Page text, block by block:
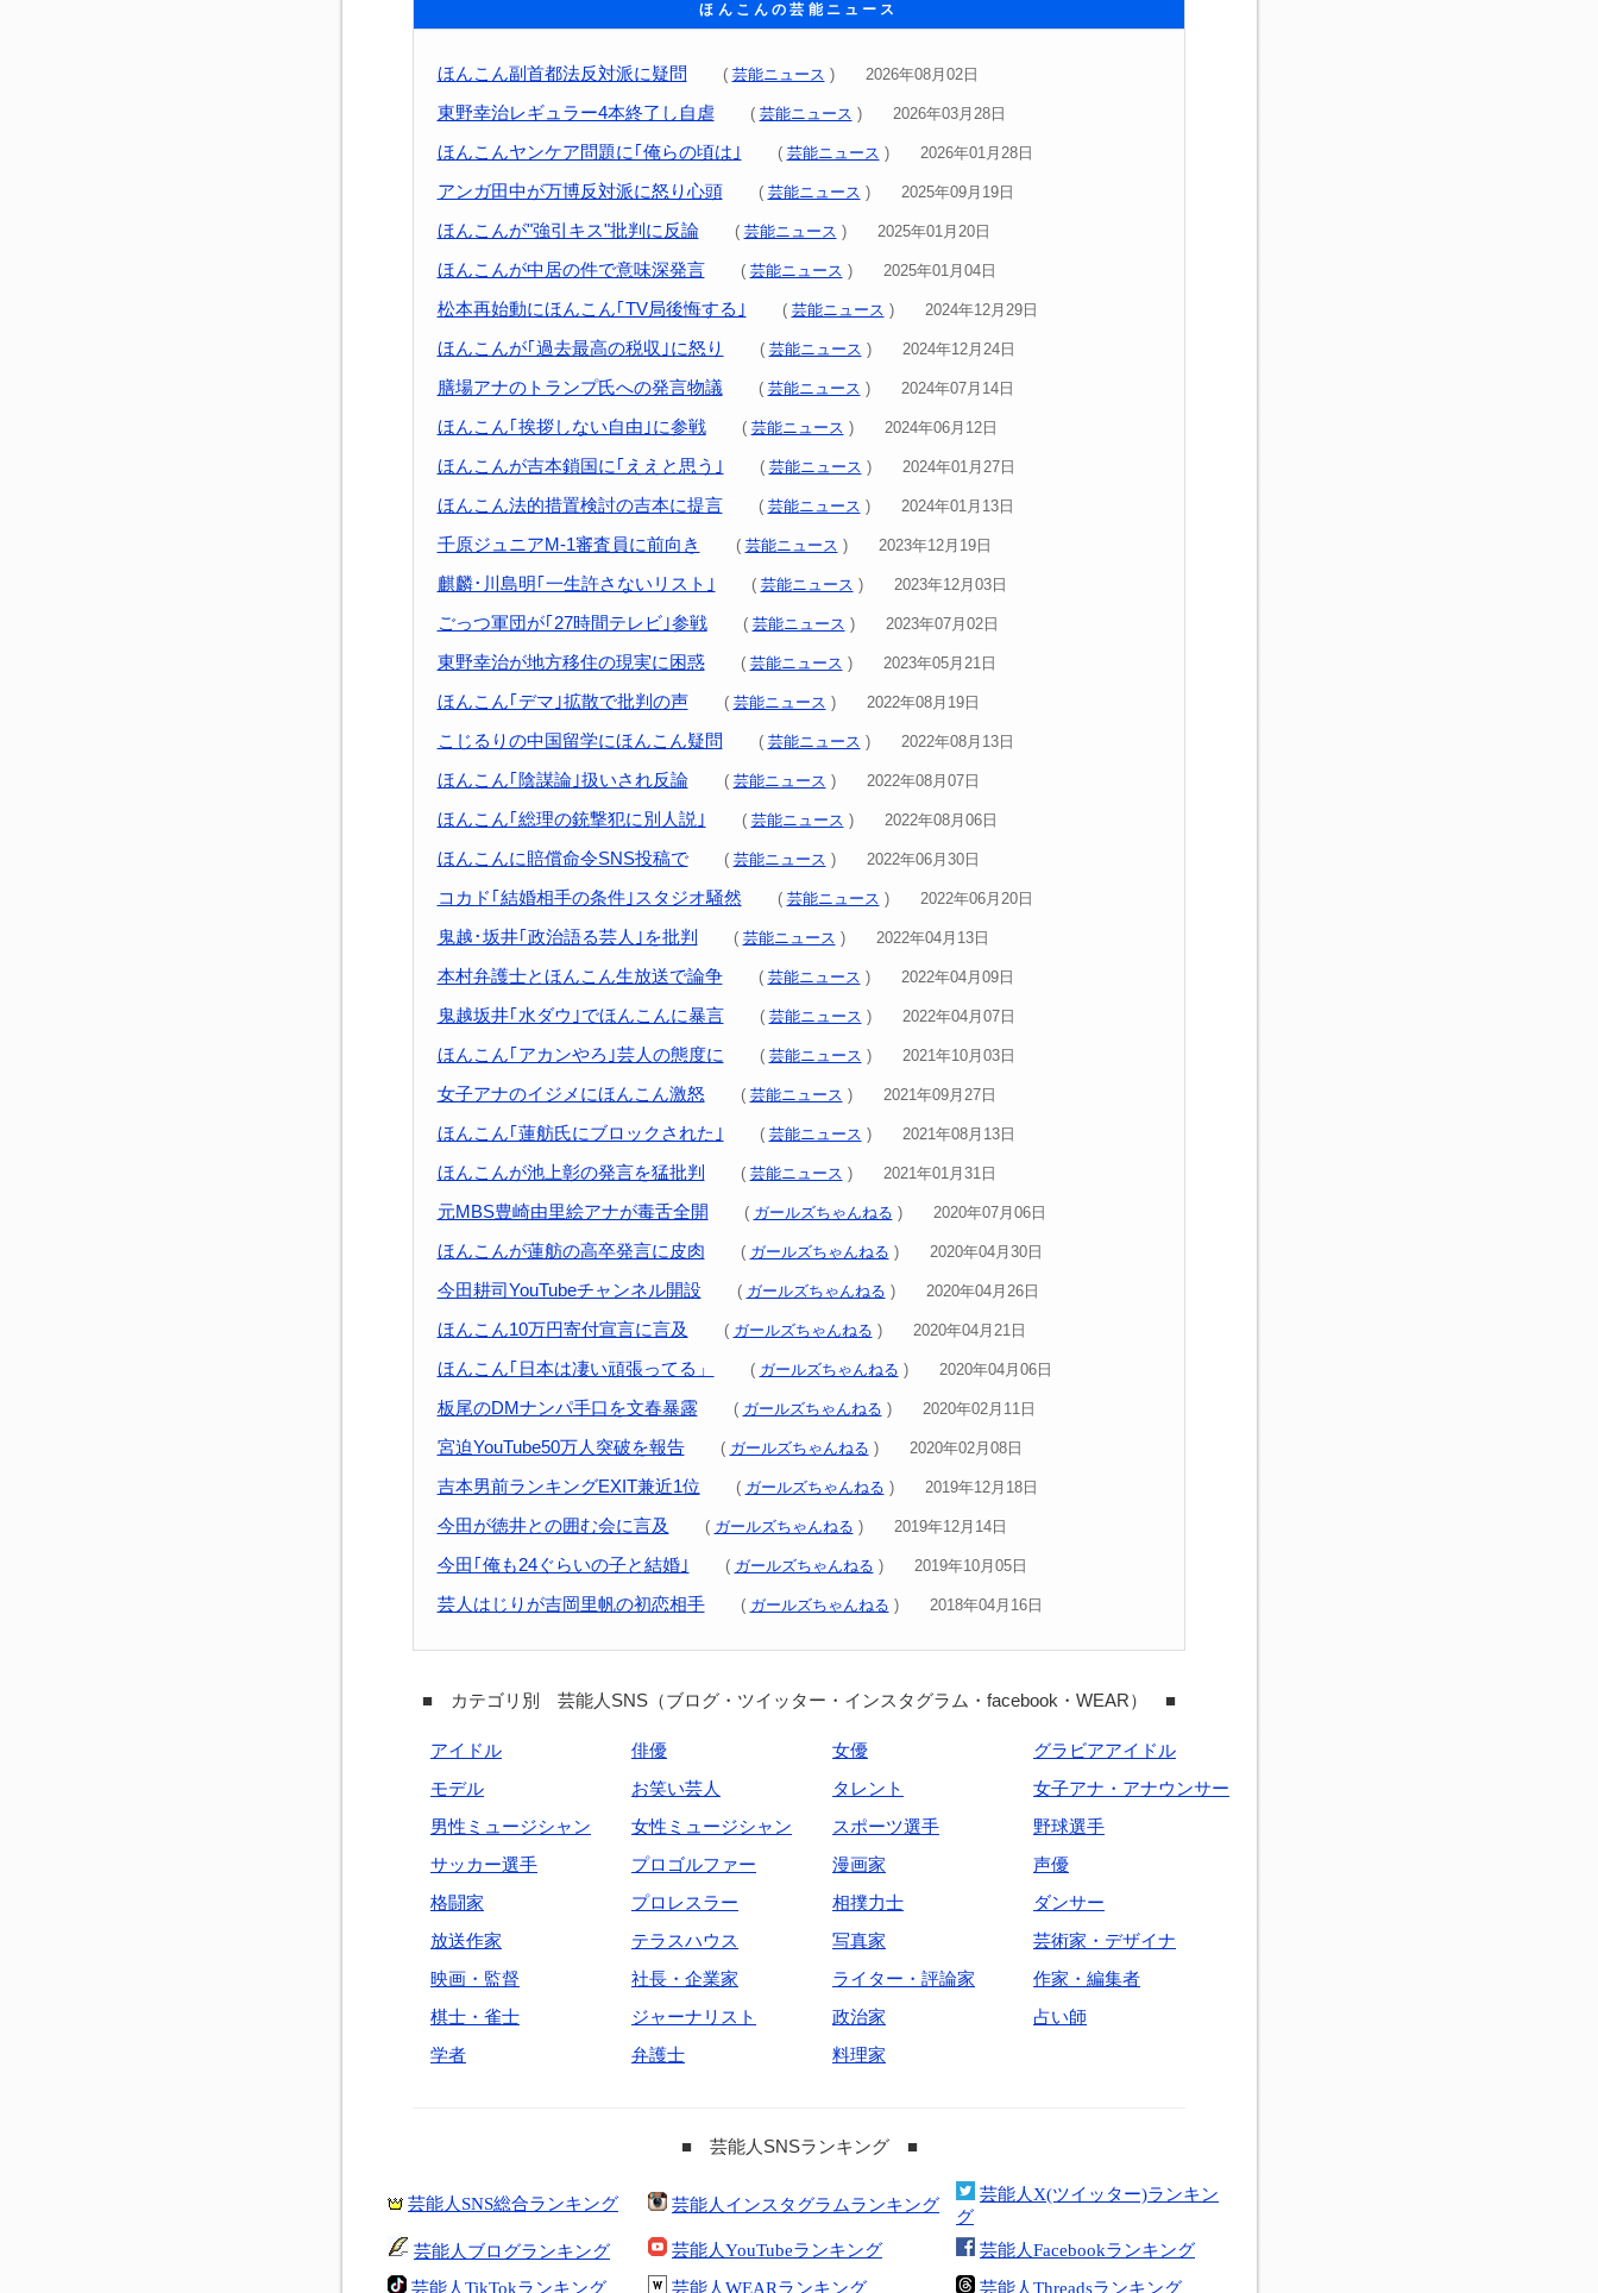
ほんこんの芸能ニュース
ほんこん副首都法反対派に疑問 ( 芸能ニュース ) 2026年08月02日
東野幸治レギュラー4本終了し自虐 ( 芸能ニュース ) 2026年03月28日
ほんこんヤンケア問題に｢俺らの頃は｣ ( 芸能ニュース ) 2026年01月28日
アンガ田中が万博反対派に怒り心頭 ( 芸能ニュース ) 2025年09月19日
ほんこんが"強引キス"批判に反論 ( 芸能ニュース ) 2025年01月20日
ほんこんが中居の件で意味深発言 ( 芸能ニュース ) 2025年01月04日
松本再始動にほんこん｢TV局後悔する｣ ( 芸能ニュース ) 2024年12月29日
ほんこんが｢過去最高の税収｣に怒り ( 芸能ニュース ) 2024年12月24日
膳場アナのトランプ氏への発言物議 ( 芸能ニュース ) 2024年07月14日
ほんこん｢挨拶しない自由｣に参戦 ( 芸能ニュース ) 2024年06月12日
ほんこんが吉本鎖国に｢ええと思う｣ ( 芸能ニュース ) 2024年01月27日
ほんこん法的措置検討の吉本に提言 ( 芸能ニュース ) 2024年01月13日
千原ジュニアM-1審査員に前向き ( 芸能ニュース ) 2023年12月19日
麒麟･川島明｢一生許さないリスト｣ ( 芸能ニュース ) 2023年12月03日
ごっつ軍団が｢27時間テレビ｣参戦 ( 芸能ニュース ) 2023年07月02日
東野幸治が地方移住の現実に困惑 ( 芸能ニュース ) 2023年05月21日
ほんこん｢デマ｣拡散で批判の声 ( 芸能ニュース ) 2022年08月19日
こじるりの中国留学にほんこん疑問 ( 芸能ニュース ) 2022年08月13日
ほんこん｢陰謀論｣扱いされ反論 ( 芸能ニュース ) 2022年08月07日
ほんこん｢総理の銃撃犯に別人説｣ ( 芸能ニュース ) 2022年08月06日
ほんこんに賠償命令SNS投稿で ( 芸能ニュース ) 2022年06月30日
コカド｢結婚相手の条件｣スタジオ騒然 ( 芸能ニュース ) 2022年06月20日
鬼越･坂井｢政治語る芸人｣を批判 ( 芸能ニュース ) 2022年04月13日
本村弁護士とほんこん生放送で論争 ( 芸能ニュース ) 2022年04月09日
鬼越坂井｢水ダウ｣でほんこんに暴言 ( 芸能ニュース ) 2022年04月07日
ほんこん｢アカンやろ｣芸人の態度に ( 芸能ニュース ) 2021年10月03日
女子アナのイジメにほんこん激怒 ( 芸能ニュース ) 2021年09月27日
ほんこん｢蓮舫氏にブロックされた｣ ( 芸能ニュース ) 2021年08月13日
ほんこんが池上彰の発言を猛批判 ( 芸能ニュース ) 2021年01月31日
元MBS豊崎由里絵アナが毒舌全開 ( ガールズちゃんねる ) 2020年07月06日
ほんこんが蓮舫の高卒発言に皮肉 ( ガールズちゃんねる ) 2020年04月30日
今田耕司YouTubeチャンネル開設 ( ガールズちゃんねる ) 2020年04月26日
ほんこん10万円寄付宣言に言及 ( ガールズちゃんねる ) 2020年04月21日
ほんこん｢日本は凄い頑張ってる」 ( ガールズちゃんねる ) 2020年04月06日
板尾のDMナンパ手口を文春暴露 ( ガールズちゃんねる ) 2020年02月11日
宮迫YouTube50万人突破を報告 ( ガールズちゃんねる ) 2020年02月08日
吉本男前ランキングEXIT兼近1位 ( ガールズちゃんねる ) 2019年12月18日
今田が徳井との囲む会に言及 ( ガールズちゃんねる ) 2019年12月14日
今田｢俺も24ぐらいの子と結婚｣ ( ガールズちゃんねる ) 2019年10月05日
芸人はじりが吉岡里帆の初恋相手 ( ガールズちゃんねる ) 2018年04月16日
■ カテゴリ別 芸能人SNS（ブログ・ツイッター・インスタグラム・facebook・WEAR） ■
アイドル 俳優 女優
グラビアアイドル
モデル
お笑い芸人 タレント
女子アナ・アナウンサー
男性ミュージシャン
女性ミュージシャン スポーツ選手
野球選手
サッカー選手
プロゴルファー 漫画家
声優
格闘家
プロレスラー 相撲力士
ダンサー
放送作家
テラスハウス 写真家
芸術家・デザイナ
映画・監督
社長・企業家 ライター・評論家
作家・編集者
棋士・雀士
ジャーナリスト 政治家
占い師
学者
弁護士 料理家
■ 芸能人SNSランキング ■
芸能人SNS総合ランキング 芸能人インスタグラムランキング
芸能人X(ツイッター)ランキン
グ
芸能人ブログランキング
芸能人YouTubeランキング
芸能人Facebookランキング
芸能人TikTokランキング
芸能人WEARランキング 芸能人Threadsランキング